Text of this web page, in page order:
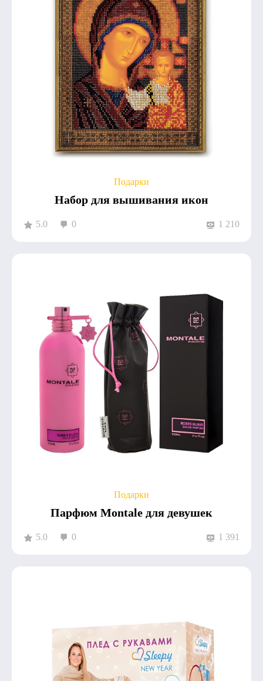
Подарки
Набор для вышивания икон
5.0 0 1 210
Подарки
Парфюм Montale для девушек
5.0 0 1 391